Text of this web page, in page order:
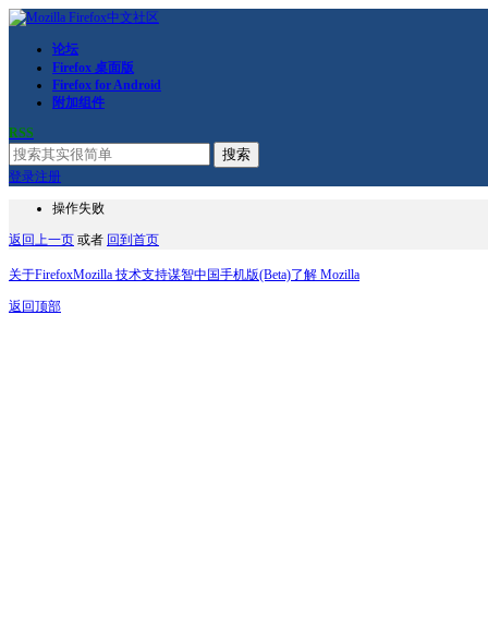
论坛
Firefox 桌面版
Firefox for Android
附加组件
RSS
搜索
登录注册
操作失败
返回上一页 或者 回到首页
关于FirefoxMozilla 技术支持谋智中国手机版(Beta)了解 Mozilla
返回顶部